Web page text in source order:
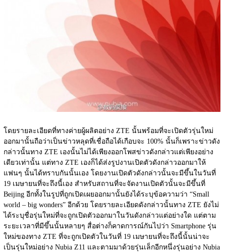
โดยรายละเอียดที่ทางค่ายผู้ผลิตอย่าง ZTE นั้นพร้อมที่จะเปิดตัวรุ่นใหม่
ออกมานั้นถือว่าเป็นข่าวหลุดที่เชื่อถือได้เกือบจะ 100% นั้นก็เพราะข่าวดัง
กล่าวนั้นทาง ZTE เองนั้นไม่ได้เพียงออกโพสข่าวดังกล่าวแต่เพียงอย่าง
เดียวเท่านั้น แต่ทาง ZTE เองก็ได้ส่งรูปงานเปิดตัวดังกล่าวออกมาให้
แฟนๆ นั้นได้ทราบกันนั้นเอง โดยงานเปิดตัวดังกล่าวนั้นจะมีขึ้นในวันที่
19 เมษายนที่จะถึงนี้เอง สำหรับสถานที่จะจัดงานเปิดตัวนั้นจะมีขึ้นที่
Beijing อีกทั้งในรูปที่ถูกเปิดเผยออกมานั้นยังได้ระบุข้อความว่า “Small
world – big wonders” อีกด้วย โดยรายละเอียดดังกล่าวนั้นทาง ZTE ยังไม่
ได้ระบุชื่อรุ่นใหม่ที่จะถูกเปิดตัวออกมาในวันดังกล่าวแต่อย่างใด แต่ตาม
ระยะเวลาที่มีขึ้นนั้นหลายๆ สื่อต่างก็คาดการณ์กันไปว่า Smartphone รุ่น
ใหม่ของทาง ZTE ที่จะถูกเปิดตัวในวันที่ 19 เมษายนที่จะถึงนี้นั้นน่าจะ
เป็นรุ่นใหม่อย่าง Nubia Z11 และตามมาด้วยรุ่นเล็กอีกหนึ่งรุ่นอย่าง Nubia